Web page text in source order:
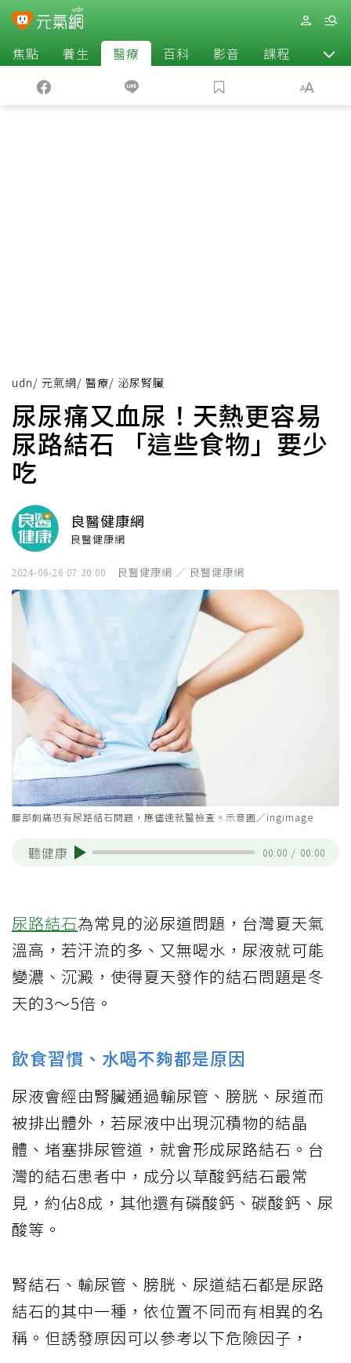
焦點 養生 醫療 百科 影音 課程 退休
udn/ 元氣網/ 醫療/ 泌尿腎臟
尿尿痛又血尿！天熱更容易
尿路結石 「這些食物」要少
吃
良醫健康網
良醫健康網
2024-06-26 07:30:00 良醫健康網 ／ 良醫健康網
腰部劇痛恐有尿路結石問題，應儘速就醫檢查。示意圖／ingimage
聽健康 00:00 / 00:00
尿路結石為常見的泌尿道問題，台灣夏天氣
溫高，若汗流的多、又無喝水，尿液就可能
變濃、沉澱，使得夏天發作的結石問題是冬
天的3～5倍。
飲食習慣、水喝不夠都是原因
尿液會經由腎臟通過輸尿管、膀胱、尿道而
被排出體外，若尿液中出現沉積物的結晶
體、堵塞排尿管道，就會形成尿路結石。台
灣的結石患者中，成分以草酸鈣結石最常
見，約佔8成，其他還有磷酸鈣、碳酸鈣、尿
酸等。
腎結石、輸尿管、膀胱、尿道結石都是尿路
結石的其中一種，依位置不同而有相異的名
稱。但誘發原因可以參考以下危險因子，